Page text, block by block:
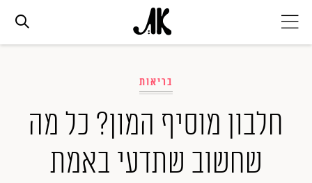
אופנה
ביוטי
בריאות
חלבון מוסיף המון? כל מה
שחשוב שתדעי באמת